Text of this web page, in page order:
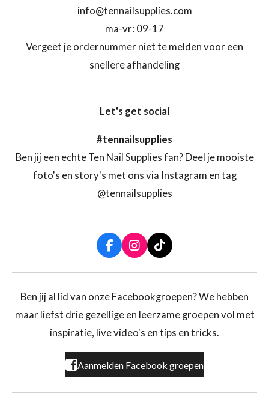
info@tennailsupplies.com
ma-vr: 09-17
Vergeet je ordernummer niet te melden voor een
snellere afhandeling
Let's get social
#tennailsupplies
Ben jij een echte Ten Nail Supplies fan? Deel je mooiste
foto's en story's met ons via Instagram en tag
@tennailsupplies
F
a
c
b
o
k
I
n
s
a
r
a
T
i
k
o
Ben jij al lid van onze Facebookgroepen? We hebben
maar liefst drie gezellige en leerzame groepen vol met
inspiratie, live video's en tips en tricks.
Aanmelden Facebook groepen